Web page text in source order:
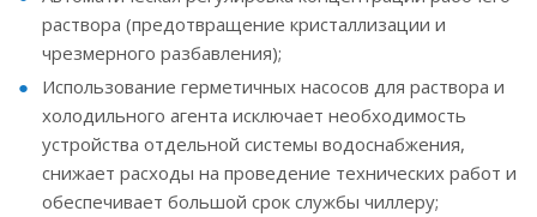
раствора (предотвращение кристаллизации и
чрезмерного разбавления);
Использование герметичных насосов для раствора и
холодильного агента исключает необходимость
устройства отдельной системы водоснабжения,
снижает расходы на проведение технических работ и
обеспечивает большой срок службы чиллеру;